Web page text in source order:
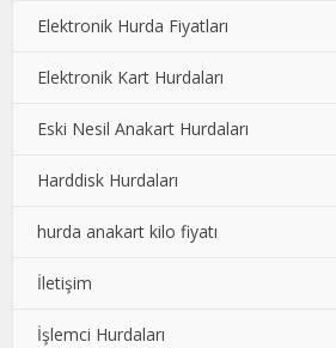
Elektronik Hurda Fiyatları
Elektronik Kart Hurdaları
Eski Nesil Anakart Hurdaları
Harddisk Hurdaları
hurda anakart kilo fiyatı
İletişim
İşlemci Hurdaları